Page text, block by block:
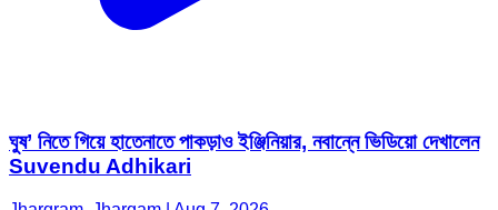
ঘুষ’ নিতে গিয়ে হাতেনাতে পাকড়াও ইঞ্জিনিয়ার, নবান্নে ভিডিয়ো দেখালেন
Suvendu Adhikari